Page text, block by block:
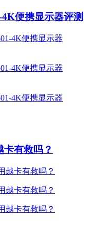
便携显示器评测
有救吗？